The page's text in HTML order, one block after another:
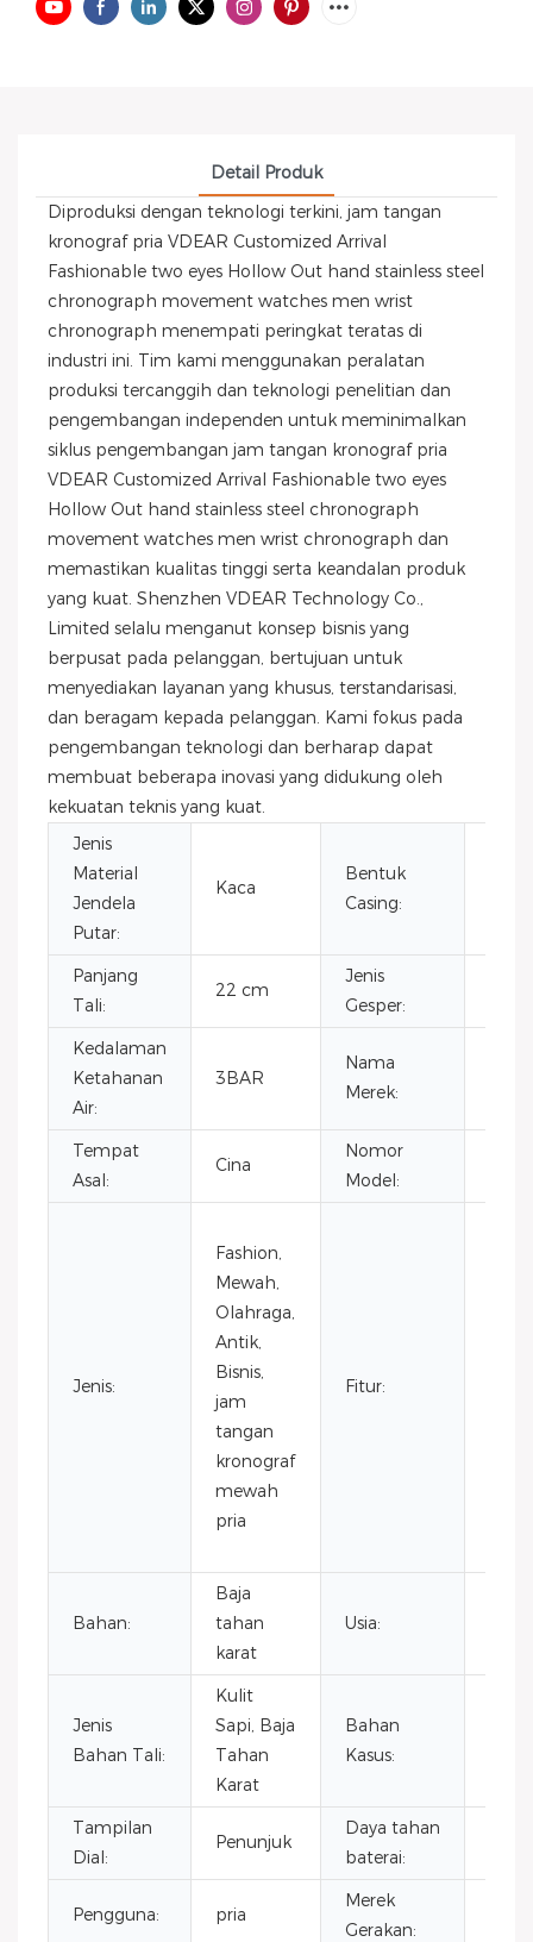
Detail Produk
Diproduksi dengan teknologi terkini, jam tangan
kronograf pria VDEAR Customized Arrival
Fashionable two eyes Hollow Out hand stainless steel
chronograph movement watches men wrist
chronograph menempati peringkat teratas di
industri ini. Tim kami menggunakan peralatan
produksi tercanggih dan teknologi penelitian dan
pengembangan independen untuk meminimalkan
siklus pengembangan jam tangan kronograf pria
VDEAR Customized Arrival Fashionable two eyes
Hollow Out hand stainless steel chronograph
movement watches men wrist chronograph dan
memastikan kualitas tinggi serta keandalan produk
yang kuat. Shenzhen VDEAR Technology Co.,
Limited selalu menganut konsep bisnis yang
berpusat pada pelanggan, bertujuan untuk
menyediakan layanan yang khusus, terstandarisasi,
dan beragam kepada pelanggan. Kami fokus pada
pengembangan teknologi dan berharap dapat
membuat beberapa inovasi yang didukung oleh
kekuatan teknis yang kuat.
Jenis
Material
Jendela
Putar:
Kaca
Bentuk
Casing:
Panjang
Tali:
22 cm
Jenis
Gesper:
Kedalaman
Ketahanan
Air:
3BAR
Nama
Merek:
Tempat
Asal:
Cina
Nomor
Model:
Jenis:
Fashion,
Mewah,
Olahraga,
Antik,
Bisnis,
jam
tangan
kronograf
mewah
pria
Fitur:
Bahan:
Baja
tahan
karat
Usia:
Jenis
Bahan Tali:
Kulit
Sapi, Baja
Tahan
Karat
Bahan
Kasus:
Tampilan
Dial:
Penunjuk
Daya tahan
baterai:
Pengguna: pria
Merek
Gerakan: